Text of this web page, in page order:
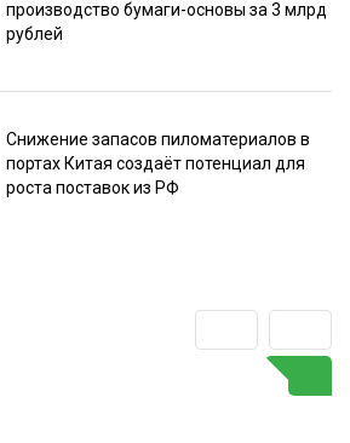
производство бумаги-основы за 3 млрд
рублей
Снижение запасов пиломатериалов в
портах Китая создаёт потенциал для
роста поставок из РФ